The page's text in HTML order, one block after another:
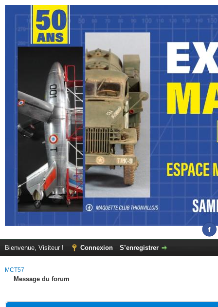
Bienvenue, Visiteur ! Connexion S’enregistrer
MCT57
Message du forum